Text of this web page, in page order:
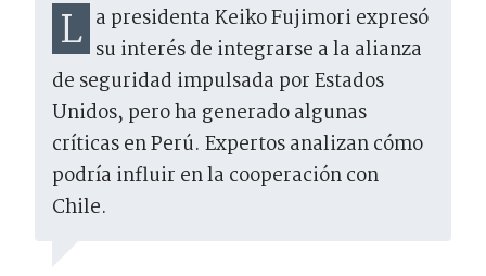
La presidenta Keiko Fujimori expresó su interés de integrarse a la alianza
de seguridad impulsada por Estados
Unidos, pero ha generado algunas
críticas en Perú. Expertos analizan cómo
podría influir en la cooperación con
Chile.